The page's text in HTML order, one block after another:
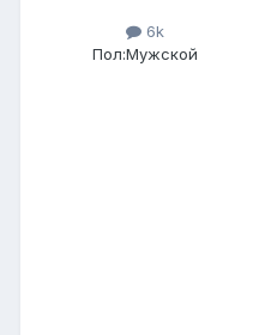
6k
Пол:Мужской